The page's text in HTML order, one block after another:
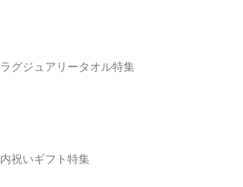
ラグジュアリータオル特集
内祝いギフト特集